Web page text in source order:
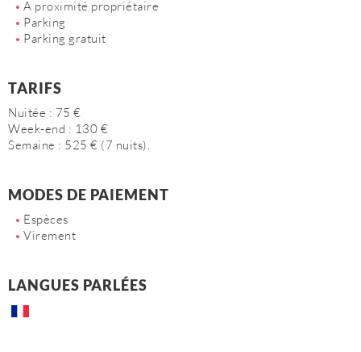
A proximité propriétaire
Parking
Parking gratuit
TARIFS
Nuitée : 75 €
Week-end : 130 €
Semaine : 525 € (7 nuits).
MODES DE PAIEMENT
Espèces
Virement
LANGUES PARLÉES